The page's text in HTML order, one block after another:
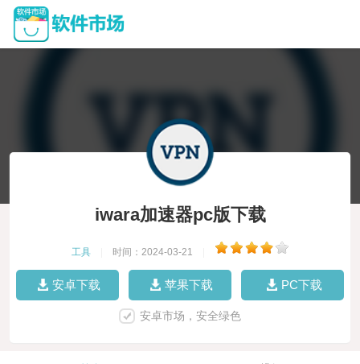
iwara加速器pc版下载
工具 时间：2024-03-21
安卓下载 苹果下载 PC下载
安卓市场，安全绿色